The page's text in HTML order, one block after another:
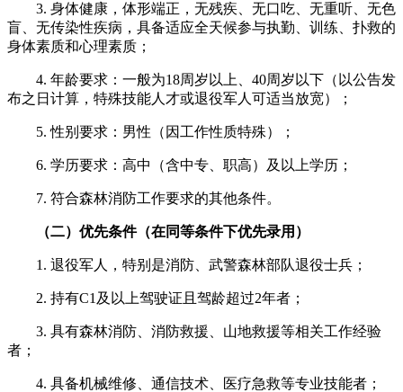
3. 身体健康，体形端正，无残疾、无口吃、无重听、无色
盲、无传染性疾病，具备适应全天候参与执勤、训练、扑救的
身体素质和心理素质；
4. 年龄要求：一般为18周岁以上、40周岁以下（以公告发
布之日计算，特殊技能人才或退役军人可适当放宽）；
5. 性别要求：男性（因工作性质特殊）；
6. 学历要求：高中（含中专、职高）及以上学历；
7. 符合森林消防工作要求的其他条件。
（二）优先条件（在同等条件下优先录用）
1. 退役军人，特别是消防、武警森林部队退役士兵；
2. 持有C1及以上驾驶证且驾龄超过2年者；
3. 具有森林消防、消防救援、山地救援等相关工作经验
者；
4. 具备机械维修、通信技术、医疗急救等专业技能者；